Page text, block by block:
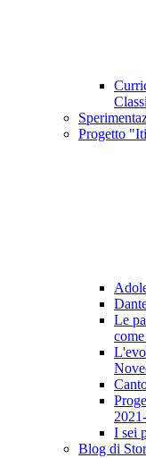
Progetto
Le
I sei
Blog di